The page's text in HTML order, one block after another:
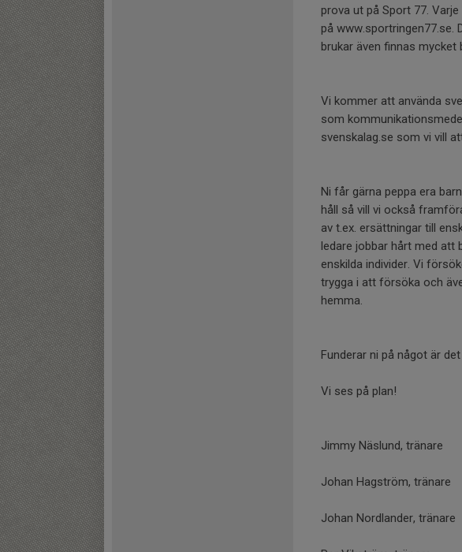
prova ut på Sport 77.
på www.sportringen77.se.
brukar även finnas mycket
Vi kommer att använda
som
svenskalag.se som vi vill
Ni får gärna peppa era
håll så vill vi också
av t.ex. ersättningar till
ledare jobbar hårt med att
enskilda individer. Vi
trygga i att försöka och
hemma.
Funderar ni på något är
Vi ses på plan!
Jimmy Näslund, tränare
Johan Hagström, tränare
Johan Nordlander, tränare